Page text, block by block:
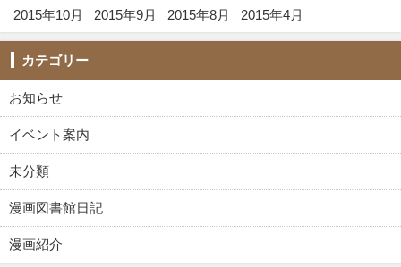
2015年10月
2015年9月 2015年8月 2015年4月
カテゴリー
お知らせ
イベント案内
未分類
漫画図書館日記
漫画紹介